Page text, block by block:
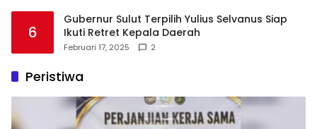
6
Gubernur Sulut Terpilih Yulius Selvanus Siap
Ikuti Retret Kepala Daerah
Februari 17, 2025 2
Peristiwa